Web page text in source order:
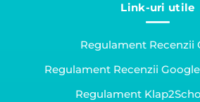
Link-uri utile
Regulament Recenzii
Regulament Recenzii
Regulament